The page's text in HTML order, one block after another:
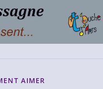
AIMER